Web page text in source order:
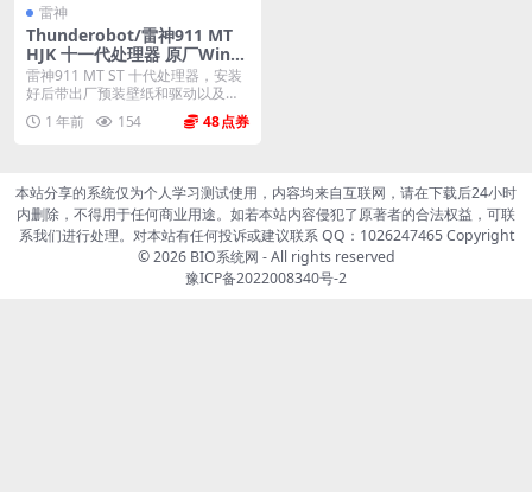
雷神
Thunderobot/雷神911 MT
HJK 十一代处理器 原厂Wind
ows10 20H2恢复系统镜像下
载
雷神911 MT ST 十代处理器，安装
好后带出厂预装壁纸和驱动以及控
制台 系统...
1 年前 154 48
本站分享的系统仅为个人学习测试使用，内容均来自互联网，请在下载后24小时
内删除，不得用于任何商业用途。如若本站内容侵犯了原著者的合法权益，可联
系我们进行处理。对本站有任何投诉或建议联系 QQ：1026247465 Copyright
© 2026 BIO系统网 - All rights reserved
豫ICP备2022008340号-2